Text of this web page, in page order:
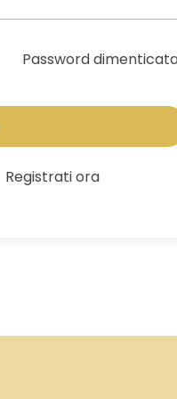
Password
Registrati ora